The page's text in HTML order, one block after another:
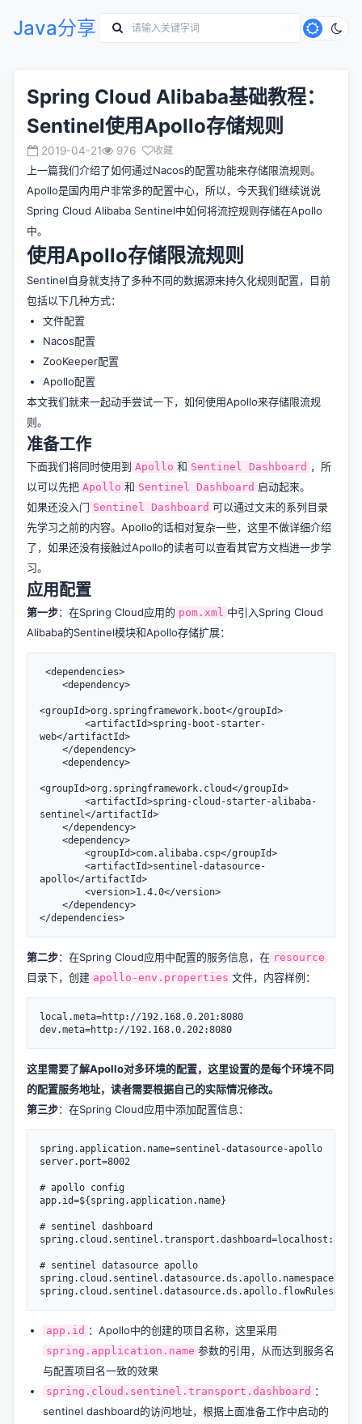
Java分享
Spring Cloud Alibaba基础教程：
Sentinel使用Apollo存储规则
2019-04-21 976 收藏
上一篇我们介绍了如何通过Nacos的配置功能来存储限流规则。
Apollo是国内用户非常多的配置中心，所以，今天我们继续说说
Spring Cloud Alibaba Sentinel中如何将流控规则存储在Apollo
中。
使用Apollo存储限流规则
Sentinel自身就支持了多种不同的数据源来持久化规则配置，目前
包括以下几种方式：
文件配置
Nacos配置
ZooKeeper配置
Apollo配置
本文我们就来一起动手尝试一下，如何使用Apollo来存储限流规
则。
准备工作
下面我们将同时使用到 Apollo 和 Sentinel Dashboard ，所
以可以先把 Apollo 和 Sentinel Dashboard 启动起来。
如果还没入门 Sentinel Dashboard 可以通过文末的系列目录
先学习之前的内容。Apollo的话相对复杂一些，这里不做详细介绍
了，如果还没有接触过Apollo的读者可以查看其官方文档进一步学
习。
应用配置
第一步：在Spring Cloud应用的 pom.xml 中引入Spring Cloud
Alibaba的Sentinel模块和Apollo存储扩展：
<groupId>org.springframework.boot</groupId>
web</artifactId>
<groupId>org.springframework.cloud</groupId>
sentinel</artifactId>
apollo</artifactId>
第二步：在Spring Cloud应用中配置的服务信息，在 resource
目录下，创建 apollo-env.properties 文件，内容样例：
local.meta=http://192.168.0.201:8080
这里需要了解Apollo对多环境的配置，这里设置的是每个环境不同
的配置服务地址，读者需要根据自己的实际情况修改。
第三步：在Spring Cloud应用中添加配置信息：
spring.application.name=sentinel-datasource-apollo
server.port=8002
# apollo config
app.id=${spring.application.name}
# sentinel dashboard
spring.cloud.sentinel.transport.dashboard=localhost:8080
# sentinel datasource apollo
app.id ：Apollo中的创建的项目名称，这里采用
spring.application.name 参数的引用，从而达到服务名
与配置项目名一致的效果
spring.cloud.sentinel.transport.dashboard ：
sentinel dashboard的访问地址，根据上面准备工作中启动的